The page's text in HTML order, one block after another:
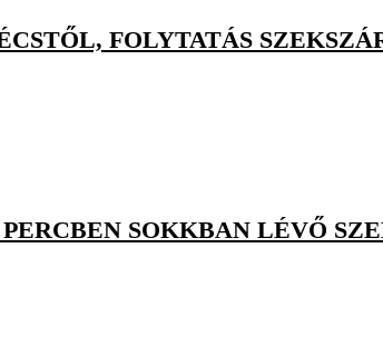
FOLYTATÁS
SOKKBAN LÉVŐ